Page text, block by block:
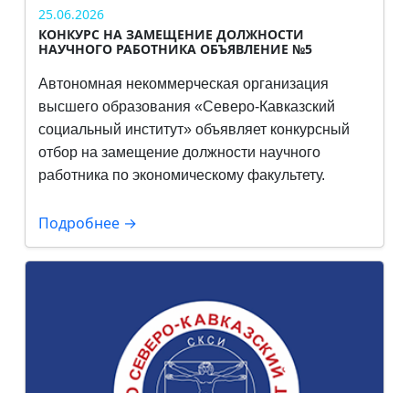
25.06.2026
КОНКУРС НА ЗАМЕЩЕНИЕ ДОЛЖНОСТИ
НАУЧНОГО РАБОТНИКА ОБЪЯВЛЕНИЕ №5
Автономная некоммерческая организация
высшего образования «Северо-Кавказский
социальный институт» объявляет конкурсный
отбор на замещение должности научного
работника по экономическому факультету.
Подробнее →